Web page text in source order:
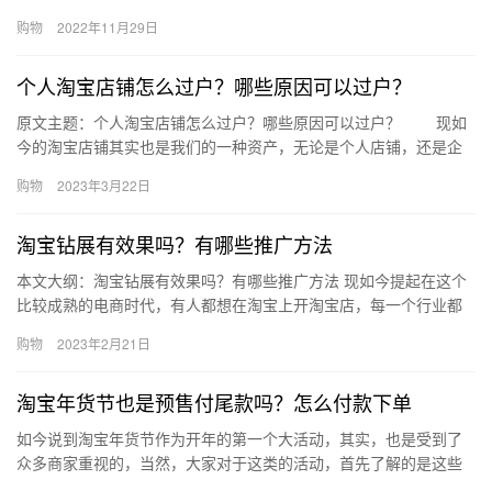
起名？…
购物 2022年11月29日
个人淘宝店铺怎么过户？哪些原因可以过户？
原文主题：个人淘宝店铺怎么过户？哪些原因可以过户？ 现如
今的淘宝店铺其实也是我们的一种资产，无论是个人店铺，还是企
们的…
购物 2023年3月22日
淘宝钻展有效果吗？有哪些推广方法
本文大纲：淘宝钻展有效果吗？有哪些推广方法 现如今提起在这个
比较成熟的电商时代，有人都想在淘宝上开淘宝店，每一个行业都
个推…
购物 2023年2月21日
淘宝年货节也是预售付尾款吗？怎么付款下单
如今说到淘宝年货节作为开年的第一个大活动，其实，也是受到了
众多商家重视的，当然，大家对于这类的活动，首先了解的是这些